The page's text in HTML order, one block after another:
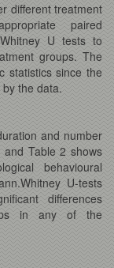
different treatment
paired
U tests to
groups. The
statistics since the
the data.
and number
Table 2 shows
behavioural
U-tests
differences
in any of the